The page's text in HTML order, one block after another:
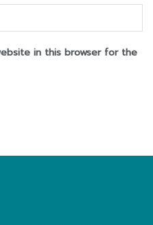
in this browser for the